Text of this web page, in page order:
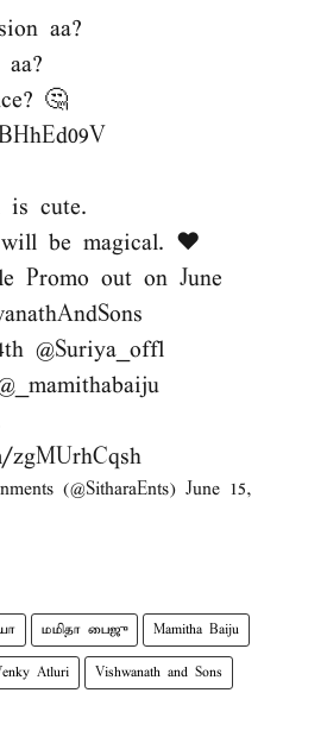
aa?
aa?
🤔
is cute.
be magical. ❤️
Promo out on June
@Suriya_offl
zgMUrhCqsh
(@SitharaEnts) June 15,
மமிதா பைஜு Mamitha Baiju
Atluri Vishwanath and Sons